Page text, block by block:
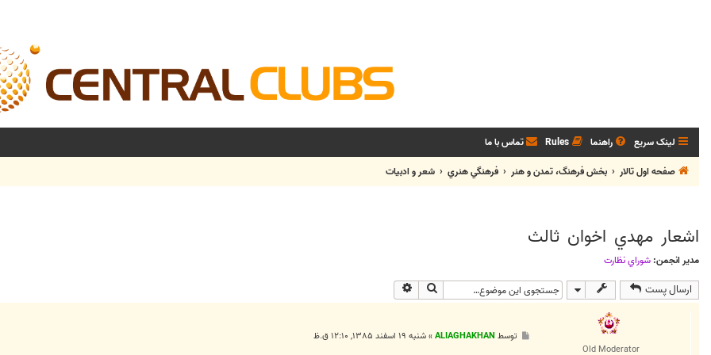
لینک سریع راهنما Rules تماس با ما
صفحه اول تالار
بخش فرهنگ، تمدن و هنر فرهنگي هنري شعر و ادبيات
اشعار مهدي اخوان ثالث
مدیر انجمن: شوراي نظارت
ارسال پست جستجو
Old Moderator
توسط ALIAGHAKHAN
»شنبه ۱۹ اسفند ۱۳۸۵, ۱۲:۱۰ ق.ظ